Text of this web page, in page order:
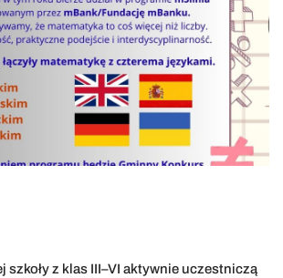
szkoły z klas III–VI aktywnie uczestniczą